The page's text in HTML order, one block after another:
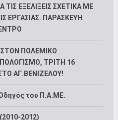
ΕΞΕΛΙΞΕΙΣ ΣΧΕΤΙΚΑ ΜΕ
ΕΡΓΑΣΙΑΣ. ΠΑΡΑΣΚΕΥΗ
ΠΟΛΕΜΙΚΟ
ΤΡΙΤΗ 16
ΑΓ.ΒΕΝΙΖΕΛΟΥ!
του Π.Α.ΜΕ.
2012)